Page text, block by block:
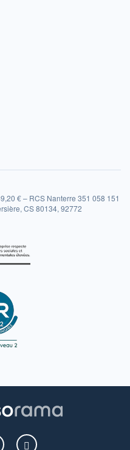
€ – RCS Nanterre 351 058 151
CS 80134, 92772
sur Facebook
Boursorama sur XBoursorama sur